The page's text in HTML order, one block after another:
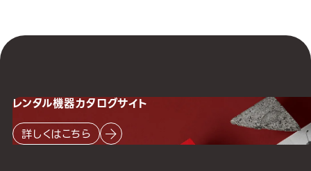
レンタル機器カタログサイト
詳しくはこちら